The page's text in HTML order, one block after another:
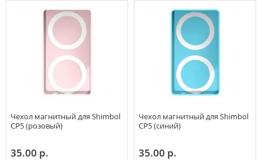
Чехол магнитный для Shimbol
CP5 (розовый)
35.00 р.
Чехол магнитный для Shimbol
CP5 (синий)
35.00 р.